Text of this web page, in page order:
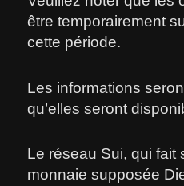
être temporairement
cette période.
Les informations
qu’elles seront
Le réseau Sui, qui fait
monnaie supposée